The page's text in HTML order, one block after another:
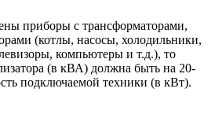
приборы с трансформаторами,
(котлы, насосы, холодильники,
компьютеры и т.д.), то
(в кВА) должна быть на 20-
подключаемой техники (в кВт).